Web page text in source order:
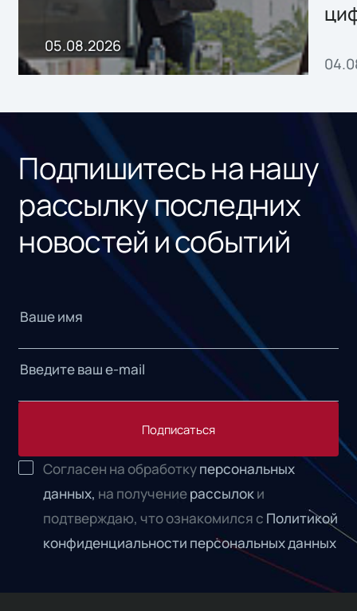
05.08.2026
Подпишитесь на нашу
рассылку последних
новостей и событий
Подписаться
Согласен на обработкуперсональных
данных, на получениерассылоки
подтверждаю, что ознакомился с Политикой
конфиденциальности персональных данных